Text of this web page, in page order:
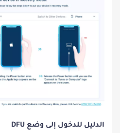
الدليل للدخول إلى وضع DFU